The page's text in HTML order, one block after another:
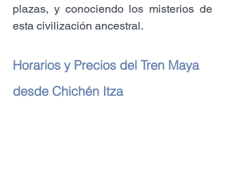
plazas, y conociendo los misterios de
esta civilización ancestral.
Horarios y Precios del Tren Maya
desde Chichén Itza